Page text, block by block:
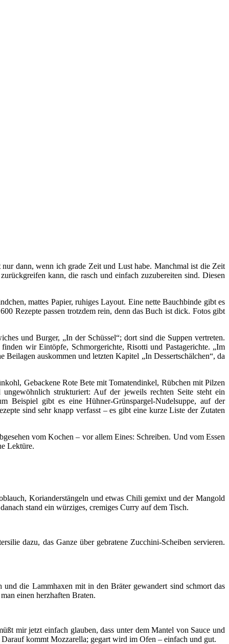
dann, wenn ich grade Zeit und Lust habe. Manchmal ist die Zeit
kann, die rasch und einfach zuzubereiten sind. Diesen
mattes Papier, ruhiges Layout. Eine nette Bauchbinde gibt es
Rezepte passen trotzdem rein, denn das Buch ist dick. Fotos gibt
und Burger, „In der Schüssel“; dort sind die Suppen vertreten.
wir Eintöpfe, Schmorgerichte, Risotti und Pastagerichte. „Im
auskommen und letzten Kapitel „In Dessertschälchen“, da
Gebackene Rote Bete mit Tomatendinkel, Rübchen mit Pilzen
strukturiert: Auf der jeweils rechten Seite steht ein
Beispiel gibt es eine Hühner-Grünspargel-Nudelsuppe, auf der
sind sehr knapp verfasst – es gibt eine kurze Liste der Zutaten
vom Kochen – vor allem Eines: Schreiben. Und vom Essen
Lektüre.
Korianderstängeln und etwas Chili gemixt und der Mangold
stand ein würziges, cremiges Curry auf dem Tisch.
dazu, das Ganze über gebratene Zucchini-Scheiben servieren.
und die Lammhaxen mit in den Bräter gewandert sind schmort das
einen herzhaften Braten.
mir jetzt einfach glauben, dass unter dem Mantel von Sauce und
kommt Mozzarella; gegart wird im Ofen – einfach und gut.